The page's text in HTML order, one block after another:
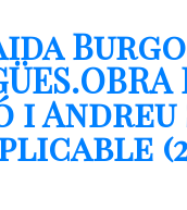
i Andreu